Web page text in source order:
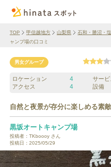
TOP 甲信越地方 山梨県 石和・勝沼・
ャンプ場の口コミ
男女グループ
ロケーション 4 サービ
アクセス
4 設備
自然と夜景が存分に楽しめる素
黒坂オートキャンプ場
投稿者： TKboooy さん
投稿日： 2025/05/29